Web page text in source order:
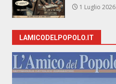
1 Luglio 2026
LAMICODELPOPOLO.IT